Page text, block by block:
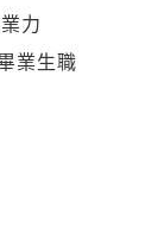
力
業生職